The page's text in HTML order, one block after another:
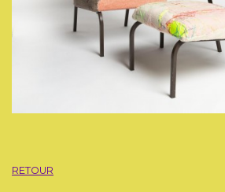
RETOUR